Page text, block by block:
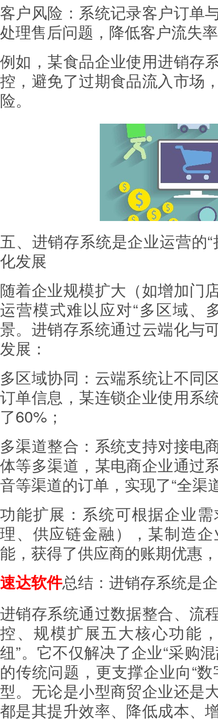
客户风险：系统记录客户订单
处理售后问题，降低客户流失
例如，某食品企业使用进销存
控，避免了过期食品流入市场
险。
五、进销存系统是企业运营的
化发展
随着企业规模扩大（如增加门
运营模式难以应对“多区域、
景。进销存系统通过云端化与
发展：
多区域协同：云端系统让不同
订单信息，某连锁企业使用系
了60%；
多渠道整合：系统支持对接电
体等多渠道，某电商企业通过
音等渠道的订单，实现了“全渠
功能扩展：系统可根据企业
理、供应链金融），某制造
能，获得了供应商的账期优惠
速达软件总结：进销存系统是
进销存系统通过数据整合、流
控、规模扩展五大核心功能
纽”。它不仅解决了企业“采购
的传统问题，更支撑企业向“
型。无论是小型商贸企业还是
都是其提升效率、降低成本、